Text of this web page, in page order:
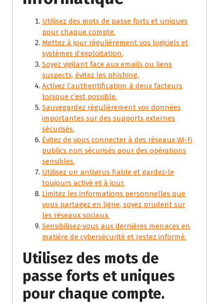
Utilisez des mots de passe forts et uniques
pour chaque compte.
Mettez à jour régulièrement vos logiciels et
systèmes d’exploitation.
Soyez vigilant face aux emails ou liens
suspects, évitez les phishing.
Activez l’authentification à deux facteurs
lorsque c’est possible.
Sauvegardez régulièrement vos données
importantes sur des supports externes
sécurisés.
Évitez de vous connecter à des réseaux Wi-Fi
publics non sécurisés pour des opérations
sensibles.
Utilisez un antivirus fiable et gardez-le
toujours activé et à jour.
Limitez les informations personnelles que
vous partagez en ligne, soyez prudent sur
les réseaux sociaux.
Sensibilisez-vous aux dernières menaces en
matière de cybersécurité et restez informé.
Utilisez des mots de
passe forts et uniques
pour chaque compte.